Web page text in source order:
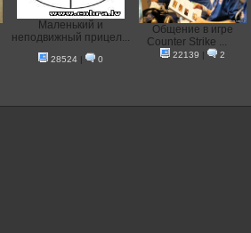
Маленький и
неподвижный прицел...
28524 | 0
Общение в игре
Counter Strike ...
22139 | 2